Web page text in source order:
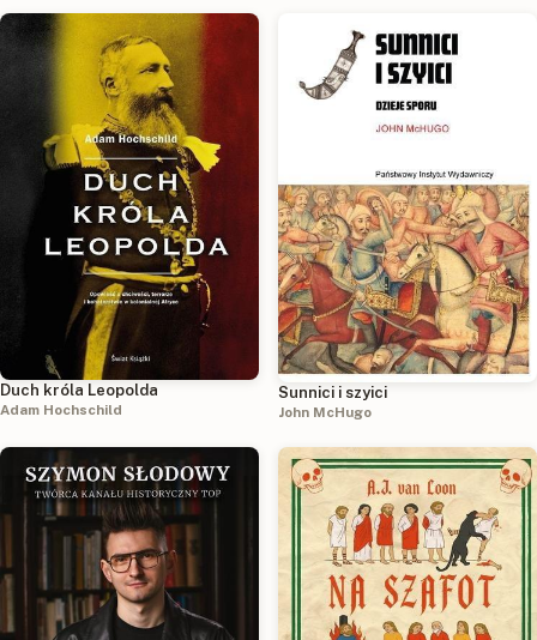
Duch króla Leopolda
Adam Hochschild
Sunnici i szyici
John McHugo